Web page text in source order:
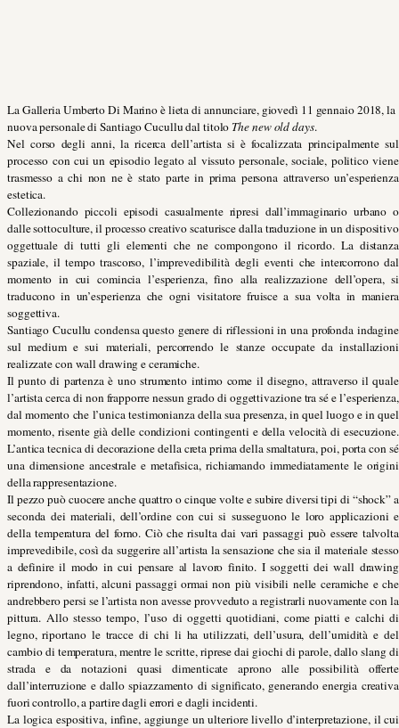
La Galleria Umberto Di Marino è lieta di annunciare, giovedì 11 gennaio 2018, la
nuova personale di Santiago Cucullu dal titolo The new old days.
Nel corso degli anni, la ricerca dell’artista si è focalizzata principalmente sul
processo con cui un episodio legato al vissuto personale, sociale, politico viene
trasmesso a chi non ne è stato parte in prima persona attraverso un’esperienza
estetica.
Collezionando piccoli episodi casualmente ripresi dall’immaginario urbano o
dalle sottoculture, il processo creativo scaturisce dalla traduzione in un dispositivo
oggettuale di tutti gli elementi che ne compongono il ricordo. La distanza
spaziale, il tempo trascorso, l’imprevedibilità degli eventi che intercorrono dal
momento in cui comincia l’esperienza, fino alla realizzazione dell’opera, si
traducono in un’esperienza che ogni visitatore fruisce a sua volta in maniera
soggettiva.
Santiago Cucullu condensa questo genere di riflessioni in una profonda indagine
sul medium e sui materiali, percorrendo le stanze occupate da installazioni
realizzate con wall drawing e ceramiche.
Il punto di partenza è uno strumento intimo come il disegno, attraverso il quale
l’artista cerca di non frapporre nessun grado di oggettivazione tra sé e l’esperienza,
dal momento che l’unica testimonianza della sua presenza, in quel luogo e in quel
momento, risente già delle condizioni contingenti e della velocità di esecuzione.
L’antica tecnica di decorazione della creta prima della smaltatura, poi, porta con sé
una dimensione ancestrale e metafisica, richiamando immediatamente le origini
della rappresentazione.
Il pezzo può cuocere anche quattro o cinque volte e subire diversi tipi di “shock” a
seconda dei materiali, dell’ordine con cui si susseguono le loro applicazioni e
della temperatura del forno. Ciò che risulta dai vari passaggi può essere talvolta
imprevedibile, così da suggerire all’artista la sensazione che sia il materiale stesso
a definire il modo in cui pensare al lavoro finito. I soggetti dei wall drawing
riprendono, infatti, alcuni passaggi ormai non più visibili nelle ceramiche e che
andrebbero persi se l’artista non avesse provveduto a registrarli nuovamente con la
pittura. Allo stesso tempo, l’uso di oggetti quotidiani, come piatti e calchi di
legno, riportano le tracce di chi li ha utilizzati, dell’usura, dell’umidità e del
cambio di temperatura, mentre le scritte, riprese dai giochi di parole, dallo slang di
strada e da notazioni quasi dimenticate aprono alle possibilità offerte
dall’interruzione e dallo spiazzamento di significato, generando energia creativa
fuori controllo, a partire dagli errori e dagli incidenti.
La logica espositiva, infine, aggiunge un ulteriore livello d’interpretazione, il cui